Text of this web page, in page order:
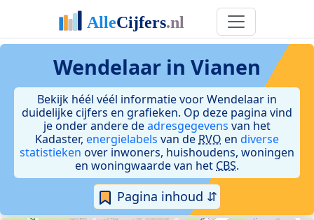
Wendelaar in Vianen
Bekijk héél véél informatie voor Wendelaar in
duidelijke cijfers en grafieken. Op deze pagina vind
je onder andere deadresgegevens van het
Kadaster, energielabels van de RVO en diverse
statistieken over inwoners, huishoudens, woningen
en woningwaarde van het CBS.
Pagina inhoud ⇵